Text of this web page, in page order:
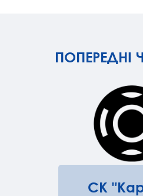
ПОПЕРЕДНІ
СК